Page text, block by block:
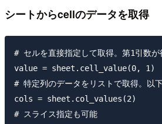
シートからcellのデータを取得
# セルを直接指定して取得。第1引数
value = sheet.cell_value(0, 1)
# 特定列のデータをリストで取得。以
cols = sheet.col_values(2)
# スライス指定も可能